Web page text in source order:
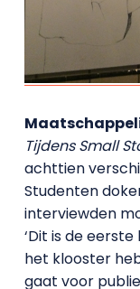
Tijdens Small
achttien
Studenten
interviewden
‘Dit is de
het klooster
gaat voor